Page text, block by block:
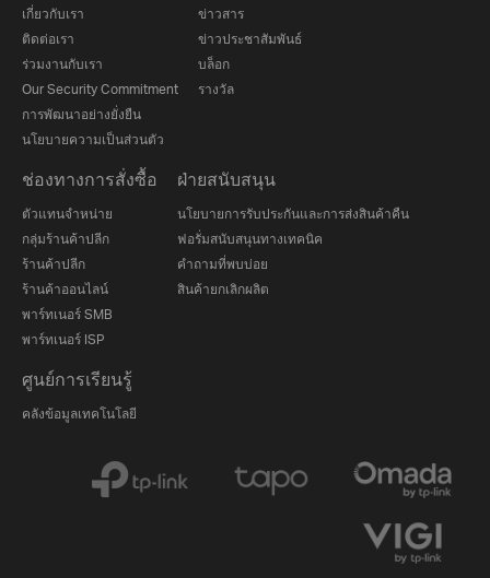
เกี่ยวกับเรา
ติดต่อเรา
ร่วมงานกับเรา
Our Security Commitment
การพัฒนาอย่างยั่งยืน
นโยบายความเป็นส่วนตัว
ข่าวสาร
ข่าวประชาสัมพันธ์
บล็อก
รางวัล
ช่องทางการสั่งซื้อ
ตัวแทนจำหน่าย
กลุ่มร้านค้าปลีก
ร้านค้าปลีก
ร้านค้าออนไลน์
พาร์ทเนอร์ SMB
พาร์ทเนอร์ ISP
ฝ่ายสนับสนุน
นโยบายการรับประกันและการส่งสินค้าคืน
ฟอรั่มสนับสนุนทางเทคนิค
คำถามที่พบบ่อย
สินค้ายกเลิกผลิต
ศูนย์การเรียนรู้
คลังข้อมูลเทคโนโลยี